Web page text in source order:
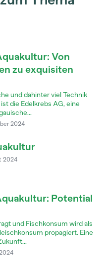
Von
zu exquisiten
und dahinter viel Technik
die Edelkrebs AG, eine
2024
2024
Potential
und Fischkonsum wird als
propagiert. Eine